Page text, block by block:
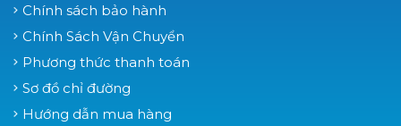
Chính sách bảo hành
Chính Sách Vận Chuyển
Phương thức thanh toán
Sơ đồ chỉ đường
Hướng dẫn mua hàng